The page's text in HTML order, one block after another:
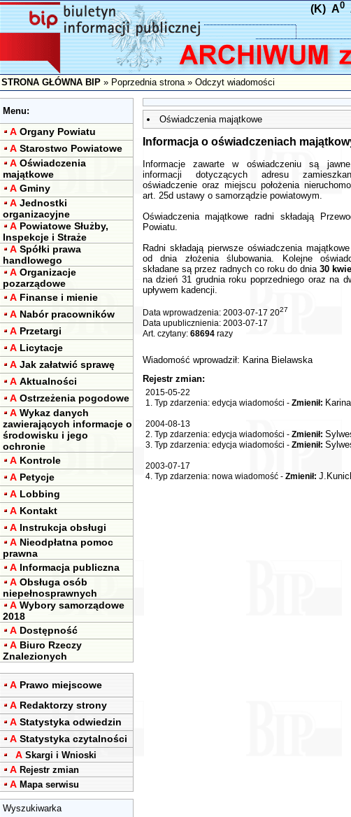
(K) A0
STRONA GŁÓWNA BIP»Poprzednia strona» Odczyt wiadomości
Menu:
A Organy Powiatu
A Starostwo Powiatowe
A Oświadczenia
majątkowe
A Gminy
A Jednostki
organizacyjne
A Powiatowe Służby,
Inspekcje i Straże
A Spółki prawa
handlowego
A Organizacje
pozarządowe
A Finanse i mienie
A Nabór pracowników
A Przetargi
A Licytacje
A Jak załatwić sprawę
A Aktualności
A Ostrzeżenia pogodowe
A Wykaz danych
zawierających informacje o
środowisku i jego
ochronie
A Kontrole
A Petycje
A Lobbing
A Kontakt
A Instrukcja obsługi
A Nieodpłatna pomoc
prawna
A Informacja publiczna
A Obsługa osób
niepełnosprawnych
A Wybory samorządowe
2018
A Dostępność
A Biuro Rzeczy
Znalezionych
A Prawo miejscowe
A Redaktorzy strony
A Statystyka odwiedzin
A Statystyka czytalności
A Skargi i Wnioski
A Rejestr zmian
A Mapa serwisu
Wyszukiwarka
Oświadczenia majątkowe
Informacja o oświadczeniach
Informacje zawarte w oświadczeniu są
informacji dotyczących adresu
oświadczenie oraz miejscu położenia
art. 25d ustawy o samorządzie powiatowym.
Oświadczenia majątkowe radni składają
Powiatu.
Radni składają pierwsze oświadczenia
od dnia złożenia ślubowania. Kolejne
składane są przez radnych co roku do dnia 30
na dzień 31 grudnia roku poprzedniego oraz na
upływem kadencji.
Data wprowadzenia: 2003-07-17 2027
Data upublicznienia: 2003-07-17
Art. czytany: 68694razy
Wiadomość wprowadził: Karina Bielawska
Rejestr zmian:
2015-05-22
1. Typ zdarzenia: edycja wiadomości - Zmienił:
2004-08-13
2. Typ zdarzenia: edycja wiadomości - Zmienił:
3. Typ zdarzenia: edycja wiadomości - Zmienił:
2003-07-17
4. Typ zdarzenia: nowa wiadomość - Zmienił: